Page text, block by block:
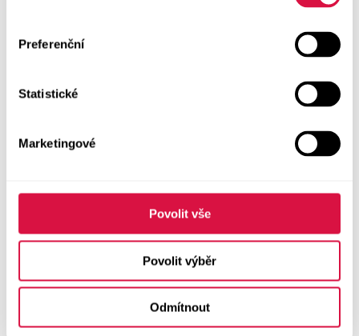
Preferenční
Statistické
Marketingové
Povolit vše
Povolit výběr
Odmítnout
Boty GEOX
Pásky
Peněženky